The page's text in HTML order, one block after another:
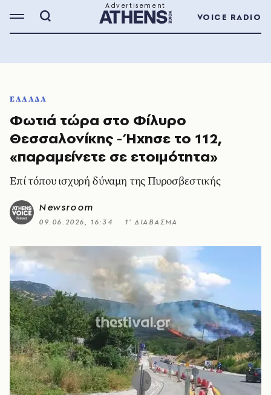
VOICE RADIO
ΕΛΛΑΔΑ
Φωτιά τώρα στο Φίλυρο
Θεσσαλονίκης - Ήχησε το 112,
«παραμείνετε σε ετοιμότητα»
Επί τόπου ισχυρή δύναμη της Πυροσβεστικής
Newsroom
09.06.2026, 16:34 1’ ΔΙΑΒΑΣΜΑ